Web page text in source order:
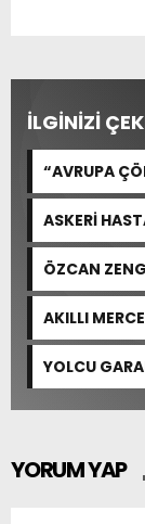
İLGİNİZİ
“AVRUPA
FEDA
ASKERİ
ÖZCAN
AKILLI
YOLCU
ÇIKARMA
YORUM YAP